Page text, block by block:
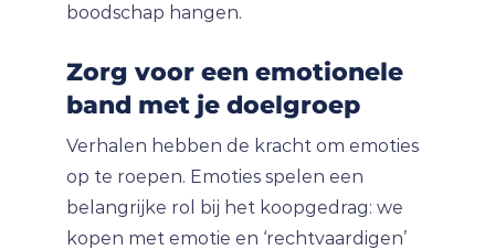
boodschap hangen.
Zorg voor een emotionele
band met je doelgroep
Verhalen hebben de kracht om emoties
op te roepen. Emoties spelen een
belangrijke rol bij het koopgedrag: we
kopen met emotie en ‘rechtvaardigen’